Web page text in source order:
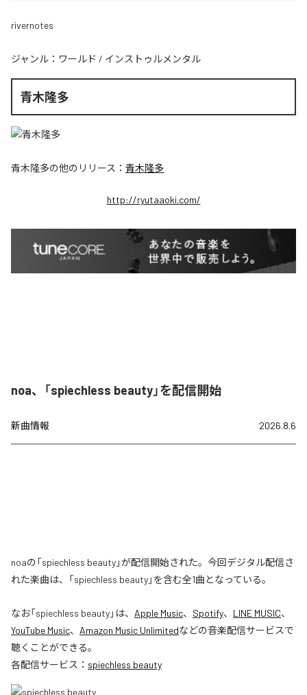
rivernotes
ジャンル： ワールド / インストゥルメンタル
青木隆多
青木隆多の他のリリース： 青木隆多
http://ryutaaoki.com/
noa、「spiechless beauty」を配信開始
新曲情報 2026.8.6
noaの「spiechless beauty」が配信開始された。今回デジタル配信さ
れた楽曲は、「spiechless beauty」を含む全1曲となっている。
なお「spiechless beauty」は、 Apple Music、 Spotify、 LINE MUSIC、
YouTube Music、 Amazon Music Unlimitedなどの音楽配信サービスで
聴くことができる。
各配信サービス： spiechless beauty